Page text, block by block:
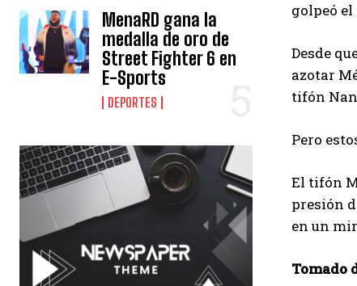
MenaRD gana la
medalla de oro de
Street Fighter 6 en
E-Sports
DEPORTES
golpeó
Desde
azotar
tifón
Pero
El tifón
presión
en un
Tomado